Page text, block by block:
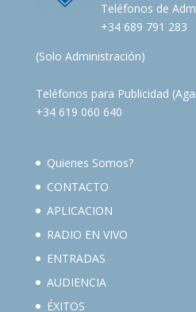
Teléfonos de
+34 689 791 283
(Solo Administración)
Teléfonos para Publicidad
+34 619 060 640
Quienes Somos?
CONTACTO
APLICACION
RADIO EN VIVO
ENTRADAS
AUDIENCIA
ÉXITOS